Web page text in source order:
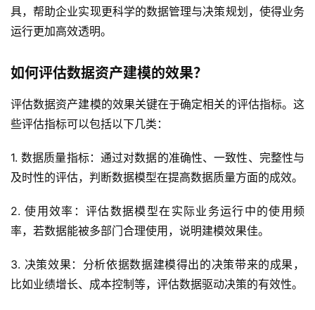
具，帮助企业实现更科学的数据管理与决策规划，使得业务
运行更加高效透明。
如何评估数据资产建模的效果？
评估数据资产建模的效果关键在于确定相关的评估指标。这
些评估指标可以包括以下几类：
1. 数据质量指标：通过对数据的准确性、一致性、完整性与
及时性的评估，判断数据模型在提高数据质量方面的成效。
2. 使用效率：评估数据模型在实际业务运行中的使用频
率，若数据能被多部门合理使用，说明建模效果佳。
3. 决策效果：分析依据数据建模得出的决策带来的成果，
比如业绩增长、成本控制等，评估数据驱动决策的有效性。